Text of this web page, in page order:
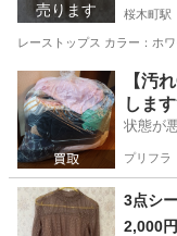
売ります 桜木町駅
レーストップス カラー：ホ
神奈川 横浜市 桜木
【汚
しま
状態が
プリフラ
3点シ
2,000円